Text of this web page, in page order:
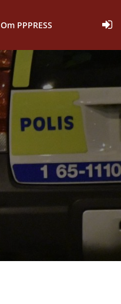
Om PPPRESS